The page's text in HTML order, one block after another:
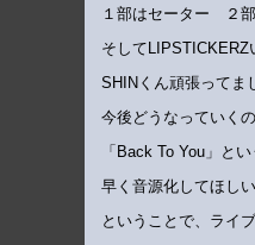
１部はセーター ２
そしてLIPSTICKERZ
SHINくん頑張ってま
今後どうなっていく
「Back To You」と
早く音源化してほし
ということで、ライ